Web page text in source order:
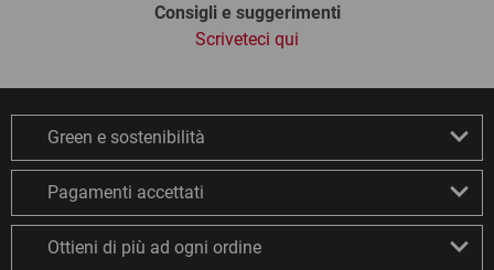
Consigli e suggerimenti
Scriveteci qui
Green e sostenibilità
Pagamenti accettati
Ottieni di più ad ogni ordine